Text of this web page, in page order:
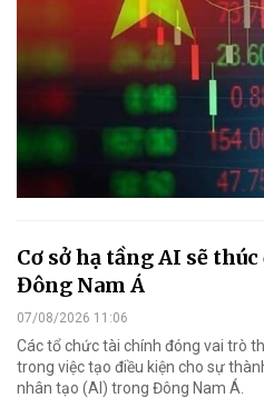
Cơ sở hạ tầng AI sẽ
Đông Nam Á
07/08/2026 11:06
Các tổ chức tài chính đóng vai trò
trong việc tạo điều kiện cho sự
nhân tạo (AI) trong Đông Nam Á.